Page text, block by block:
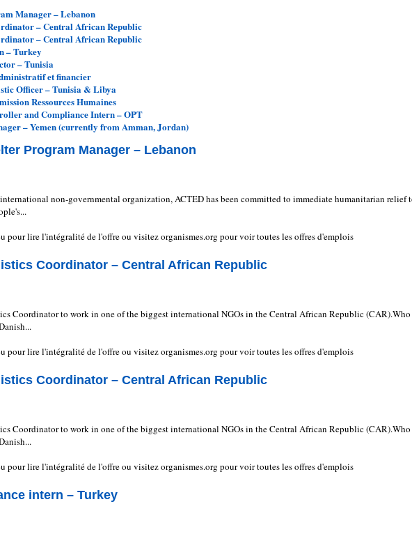
Manager – Lebanon
– Central African Republic
– Central African Republic
– Turkey
– Tunisia
et financier
Officer – Tunisia & Libya
Ressources Humaines
and Compliance Intern – OPT
– Yemen (currently from Amman, Jordan)
Program Manager – Lebanon
non-governmental organization, ACTED has been committed to immediate humanitarian relief
pour lire l'intégralité de l'offre ou visitez organismes.org pour voir toutes les offres d'emplois
Coordinator – Central African Republic
Coordinator to work in one of the biggest international NGOs in the Central African Republic (CAR).Who
pour lire l'intégralité de l'offre ou visitez organismes.org pour voir toutes les offres d'emplois
Coordinator – Central African Republic
Coordinator to work in one of the biggest international NGOs in the Central African Republic (CAR).Who
pour lire l'intégralité de l'offre ou visitez organismes.org pour voir toutes les offres d'emplois
intern – Turkey